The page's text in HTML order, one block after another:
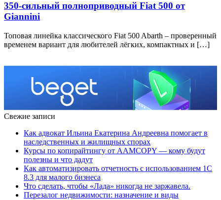
350-сильный полноприводный Fiat 500 от
Giannini
Топовая линейка классического Fiat 500 Abarth – проверенный
временем вариант для любителей лёгких, компактных и […]
Свежие записи
Как адвокат Ильина Екатерина Андреевна помогает в
наследственных и жилищных спорах
Курсы по копирайтингу от AAMCOPY — кому будут
полезны и что дадут
Как автоматизировать отчетность с использованием 1С
8.3 для малого бизнеса
Что сделать, чтобы «Лада» никогда не заржавела.
Перезалог недвижимости: назначение и виды